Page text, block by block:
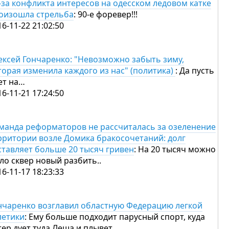
конфликта интересов на одесском ледовом катке
стрельба: 90-е форевер!!!
11-22 21:02:50
Гончаренко: "Невозможно забыть зиму,
изменила каждого из нас" (политика) : Да пусть
на…
11-21 17:24:50
реформаторов не рассчиталась за озеленение
возле Домика бракосочетаний: долг
больше 20 тысяч гривен: На 20 тысяч можно
сквер новый разбить..
11-17 18:23:33
возглавил областную Федерацию легкой
: Ему больше подходит парусный спорт, куда